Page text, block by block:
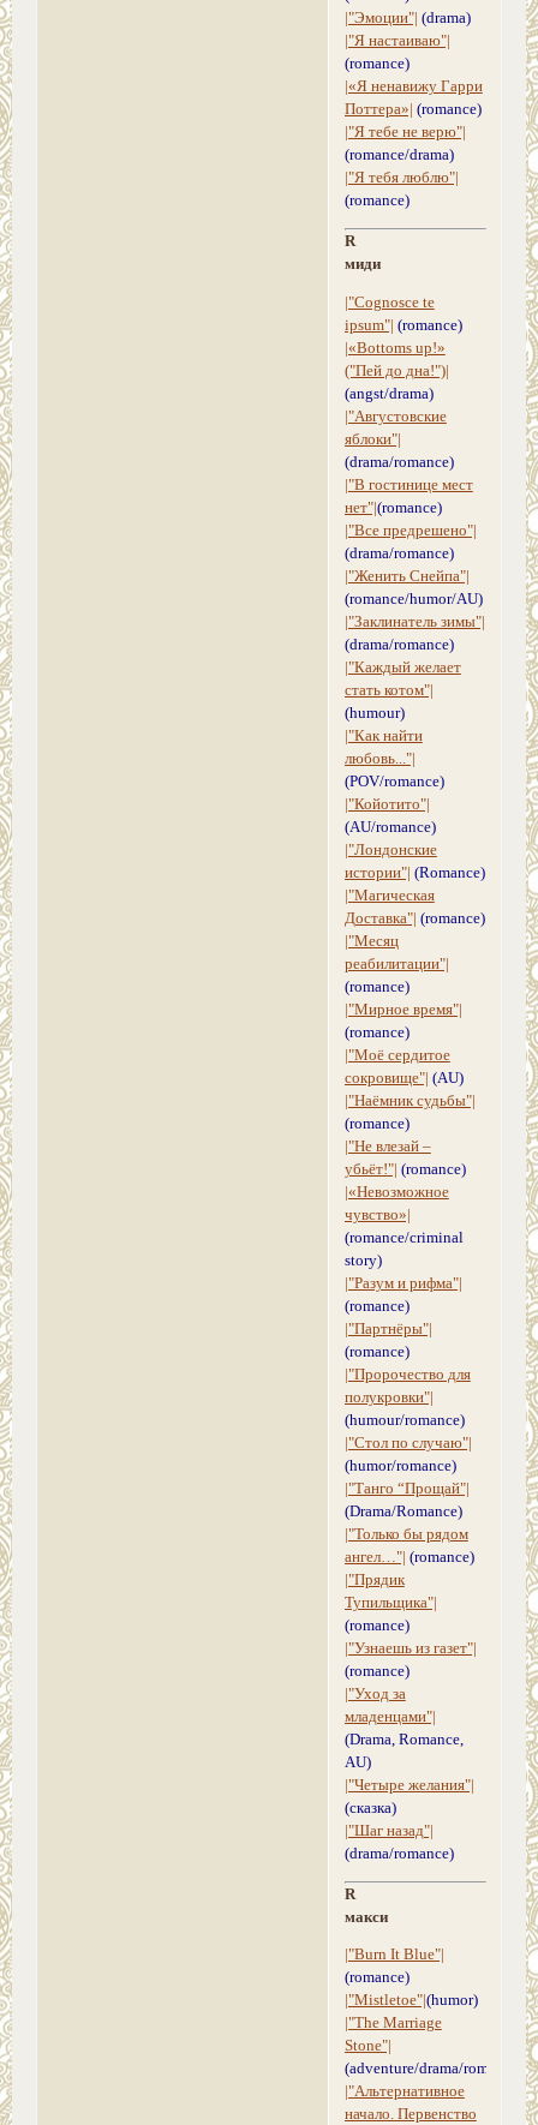
|"Эмоции"| (drama)
|"Я настаиваю"|
(romance)
|«Я ненавижу Гарри
Поттера»| (romance)
|"Я тебе не верю"|
(romance/drama)
|"Я тебя люблю"|
(romance)
R
миди
|"Cognosce te
ipsum"| (romance)
|«Bottoms up!»
("Пей до дна!")|
(angst/drama)
|"Августовские
яблоки"|
(drama/romance)
|"В гостинице мест
нет"| (romance)
|"Все предрешено"|
(drama/romance)
|"Женить Снейпа"|
(romance/humor/AU)
|"Заклинатель зимы"|
(drama/romance)
|"Каждый желает
стать котом"|
(humour)
|"Как найти
любовь..."|
(POV/romance)
|"Койотито"|
(AU/romance)
|"Лондонские
истории"| (Romance)
|"Магическая
Доставка"| (romance)
|"Месяц
реабилитации"|
(romance)
|"Мирное время"|
(romance)
|"Моё сердитое
сокровище"| (AU)
|"Наёмник судьбы"|
(romance)
|"Не влезай –
убьёт!"| (romance)
|«Невозможное
чувство»|
(romance/criminal
story)
|"Разум и рифма"|
(romance)
|"Партнёры"|
(romance)
|"Пророчество для
полукровки"|
(humour/romance)
|"Стол по случаю"|
(humor/romance)
|"Танго “Прощай"|
(Drama/Romance)
|"Только бы рядом
ангел…"| (romance)
|"Прядик
Тупильщика"|
(romance)
|"Узнаешь из газет"|
(romance)
|"Уход за
младенцами"|
(Drama, Romance,
AU)
|"Четыре желания"|
(сказка)
|"Шаг назад"|
(drama/romance)
R
макси
|"Burn It Blue"|
(romance)
|"Mistletoe"| (humor)
|"The Marriage
Stone"|
(adventure/drama/romance)
|"Альтернативное
начало. Первенство